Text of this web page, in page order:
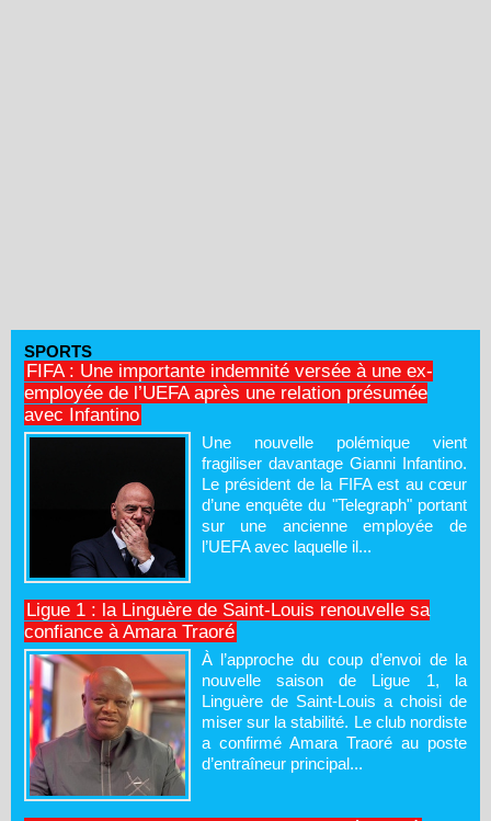
SPORTS
FIFA : Une importante indemnité versée à une ex-
employée de l’UEFA après une relation présumée
avec Infantino
Une nouvelle polémique vient
fragiliser davantage Gianni Infantino.
Le président de la FIFA est au cœur
d’une enquête du "Telegraph" portant
sur une ancienne employée de
l’UEFA avec laquelle il...
Ligue 1 : la Linguère de Saint-Louis renouvelle sa
confiance à Amara Traoré
À l’approche du coup d’envoi de la
nouvelle saison de Ligue 1, la
Linguère de Saint-Louis a choisi de
miser sur la stabilité. Le club nordiste
a confirmé Amara Traoré au poste
d’entraîneur principal...